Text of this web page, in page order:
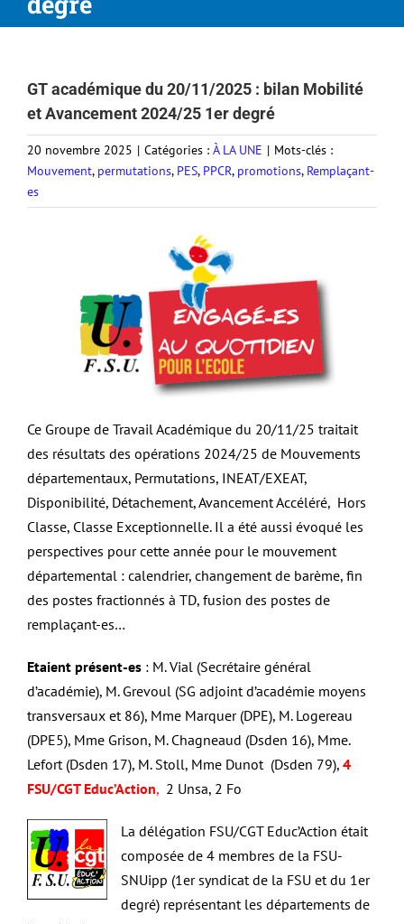
GT académique du 20/11/2025 : bilan Mobilité
et Avancement 2024/25 1er degré
20 novembre 2025 | Catégories : À LA UNE | Mots-clés :
Mouvement, permutations, PES, PPCR, promotions, Remplaçant-
es
Ce Groupe de Travail Académique du 20/11/25 traitait
des résultats des opérations 2024/25 de Mouvements
départementaux, Permutations, INEAT/EXEAT,
Disponibilité, Détachement, Avancement Accéléré, Hors
Classe, Classe Exceptionnelle. Il a été aussi évoqué les
perspectives pour cette année pour le mouvement
départemental : calendrier, changement de barème, fin
des postes fractionnés à TD, fusion des postes de
remplaçant-es…
Etaient présent-es : M. Vial (Secrétaire général
d’académie), M. Grevoul (SG adjoint d’académie moyens
transversaux et 86), Mme Marquer (DPE), M. Logereau
(DPE5), Mme Grison, M. Chagneaud (Dsden 16), Mme.
Lefort (Dsden 17), M. Stoll, Mme Dunot (Dsden 79), 4
FSU/CGT Educ’Action, 2 Unsa, 2 Fo
La délégation FSU/CGT Educ’Action était
composée de 4 membres de la FSU-
SNUipp (1er syndicat de la FSU et du 1er
degré) représentant les départements de